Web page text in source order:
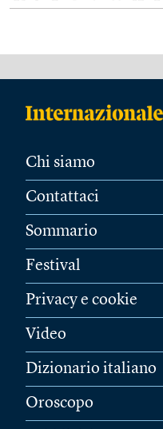
Chi siamo
Contattaci
Sommario
Festival
Privacy e cookie
Video
Dizionario italiano
Oroscopo